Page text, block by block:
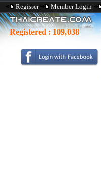
Register Member Login
Registered : 109,038